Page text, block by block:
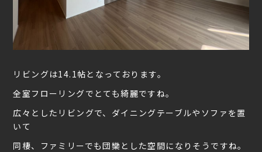
リビングは14.1帖となっております。
全室フローリングでとても綺麗ですね。
広々としたリビングで、ダイニングテーブルやソファを置
いて
同棲、ファミリーでも団欒とした空間になりそうですね。